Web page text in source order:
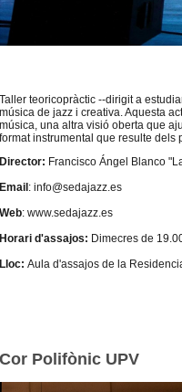
Taller teoricopràctic --dirigit a
música de jazz i creativa. Aquesta
música, una altra visió oberta que
format instrumental que resulte dels
Director: Francisco Ángel Blanco
Email: info@sedajazz.es
Web: www.sedajazz.es
Horari d'assajos: Dimecres de
Lloc: Aula d'assajos de la
Cor Polifònic UPV